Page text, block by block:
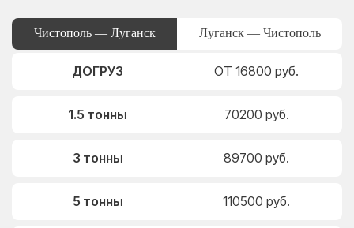
Чистополь — Луганск Луганск — Чистополь
ДОГРУЗ ОТ 16800 руб.
1.5 тонны 70200 руб.
3 тонны 89700 руб.
5 тонны 110500 руб.